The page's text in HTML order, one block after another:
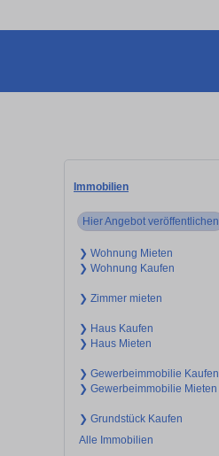
Immobilien
Hier Angebot veröffentlichen
❯ Wohnung Mieten
❯ Wohnung Kaufen
❯ Zimmer mieten
❯ Haus Kaufen
❯ Haus Mieten
❯ Gewerbeimmobilie Kaufen
❯ Gewerbeimmobilie Mieten
❯ Grundstück Kaufen
Alle Immobilien